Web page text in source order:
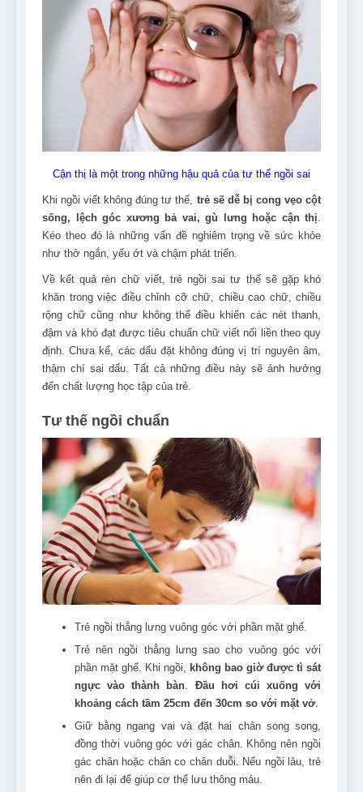
Cận thị là một trong những hậu quả của tư thế ngồi sai
Khi ngồi viết không đúng tư thế, trẻ sẽ dễ bị cong vẹo cột
sống, lệch góc xương bả vai, gù lưng hoặc cận thị
Kéo theo đó là những vấn đề nghiêm trọng về sức khỏe
như thở ngắn, yếu ớt và chậm phát triển.
Về kết quả rèn chữ viết, trẻ ngồi sai tư thế sẽ gặp khó
khăn trong việc điều chỉnh cỡ chữ, chiều cao chữ, chiều
rộng chữ cũng như không thể điều khiển các nét thanh,
đậm và khó đạt được tiêu chuẩn chữ viết nối liền theo quy
định. Chưa kể, các dấu đặt không đúng vị trí nguyên âm,
thậm chí sai dấu. Tất cả những điều này sẽ ảnh hưởng
đến chất lượng học tập của trẻ.
Tư thế ngồi chuẩn
Trẻ ngồi thẳng lưng vuông góc với phần mặt ghế.​
Trẻ nên ngồi thẳng lưng sao cho vuông góc với
phần mặt ghế. Khi ngồi, không bao giờ được tì sát
ngực vào thành bàn. Đầu hơi cúi xuống với
khoảng cách tầm 25cm đến 30cm so với mặt vở.
Giữ bằng ngang vai và đặt hai chân song song,
đồng thời vuông góc với gác chân. Không nên ngồi
gác chân hoặc chân co chân duỗi. Nếu ngồi lâu, trẻ
nên đi lại để giúp cơ thể lưu thông máu.